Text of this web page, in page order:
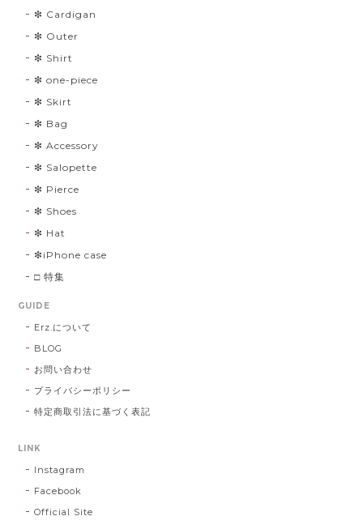
❇︎ Cardigan
❇︎ Outer
❇︎ Shirt
❇︎ one-piece
❇︎ Skirt
❇︎ Bag
❇︎ Accessory
❇︎ Salopette
❇︎ Pierce
❇︎ Shoes
❇︎ Hat
❇︎iPhone case
□ 特集
GUIDE
Erz.について
BLOG
お問い合わせ
プライバシーポリシー
特定商取引法に基づく表記
LINK
Instagram
Facebook
Official Site